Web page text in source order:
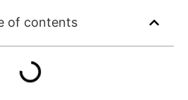
of contents